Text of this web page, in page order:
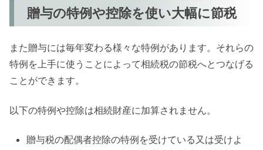
贈与の特例や控除を使い大幅に節税
また贈与には毎年変わる様々な特例があります。それらの
特例を上手に使うことによって相続税の節税へとつなげる
ことができます。
以下の特例や控除は相続財産に加算されません。
贈与税の配偶者控除の特例を受けている又は受けよ